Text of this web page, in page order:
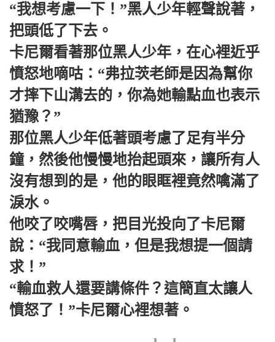
“我想考慮一下！”黑人少年輕聲說著，
把頭低了下去。
卡尼爾看著那位黑人少年，在心裡近乎
憤怒地嘀咕：“弗拉茨老師是因為幫你
才摔下山溝去的，你為她輸點血也表示
猶豫？”
那位黑人少年低著頭考慮了足有半分
鐘，然後他慢慢地抬起頭來，讓所有人
沒有想到的是，他的眼眶裡竟然噙滿了
淚水。
他咬了咬嘴唇，把目光投向了卡尼爾
說：“我同意輸血，但是我想提一個請
求！”
“輸血救人還要講條件？這簡直太讓人
憤怒了！”卡尼爾心裡想著。